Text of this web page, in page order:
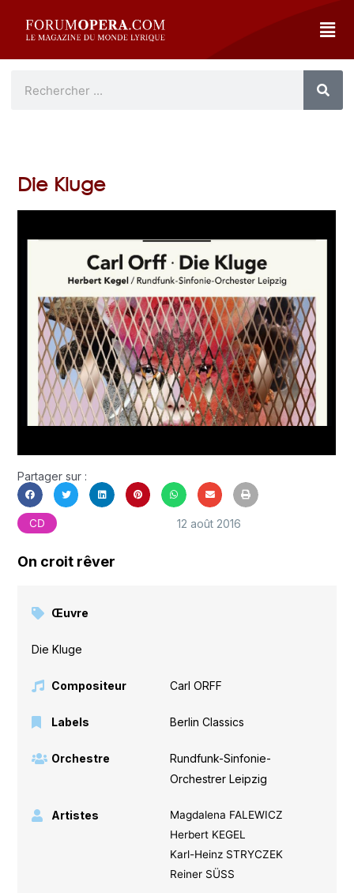
Die Kluge
Partager sur :
CD 12 août 2016
On croit rêver
Œuvre
Die Kluge
Compositeur Carl ORFF
Labels Berlin Classics
Orchestre
Rundfunk-Sinfonie-
Orchestrer Leipzig
Artistes
Magdalena FALEWICZ
Herbert KEGEL
Karl-Heinz STRYCZEK
Reiner SÜSS